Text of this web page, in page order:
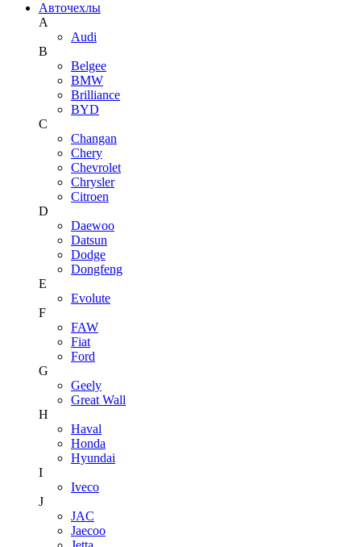
Авточехлы
A
Audi
B
Belgee
BMW
Brilliance
BYD
C
Changan
Chery
Chevrolet
Chrysler
Citroen
D
Daewoo
Datsun
Dodge
Dongfeng
E
Evolute
F
FAW
Fiat
Ford
G
Geely
Great Wall
H
Haval
Honda
Hyundai
I
Iveco
J
JAC
Jaecoo